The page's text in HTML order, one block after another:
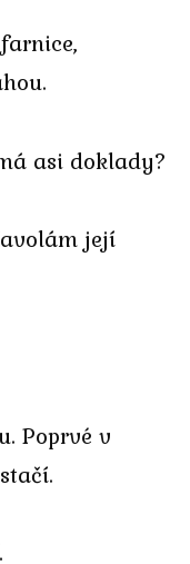
asi doklady?
její
Poprvé v